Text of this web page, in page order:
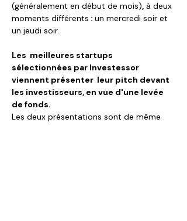
(généralement en début de mois), à deux
moments différents : un mercredi soir et
un jeudi soir.
Les  meilleures startups
sélectionnées par Investessor
viennent présenter  leur pitch devant
les investisseurs, en vue d'une levée
de fonds.
Les deux présentations sont de même